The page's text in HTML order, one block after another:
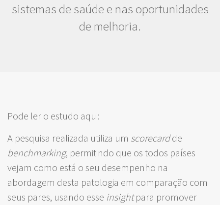
sistemas de saúde e nas oportunidades
de melhoria.
Pode ler o estudo aqui:
A pesquisa realizada utiliza um scorecardde
benchmarking, permitindo que os todos países
vejam como está o seu desempenho na
abordagem desta patologia em comparação com
seus pares, usando esse insightpara promover